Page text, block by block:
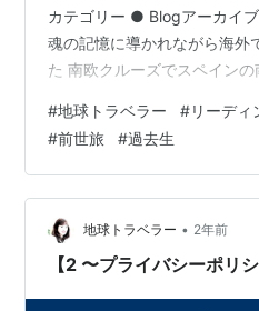
カテゴリー ● Blogアーカイ
魂の記憶に導かれながら海外
た 南欧クルーズでスペイン
なっては、魂の記憶によって
界各地への旅と長い海外ぐら
した不思議なできごとがどな
い、ブログを立ち上げまし
で生まれ育つ きらびやかな都
#地球トラベラー #リーディ
#前世旅 #過去生
地球トラベラー • 2年前
【2 〜プライバシーポリシ